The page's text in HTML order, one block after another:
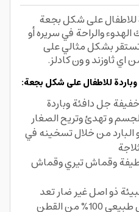
للاطفال على شكل بجعة
والراحة في سريره أو
بشكل مثالي على
ثاوزند و ون كادلز.
للاطفال على شكل بجعة:
جل دافئة وباردة
و تهدئ وتريح الصغار
البارد من خلال تسخينه في
وقماش تيري وقماش
ذو اصل غير ضار تعد
سهلة الإزالة وغطاء نسيجي طبيعي 100% من القطن